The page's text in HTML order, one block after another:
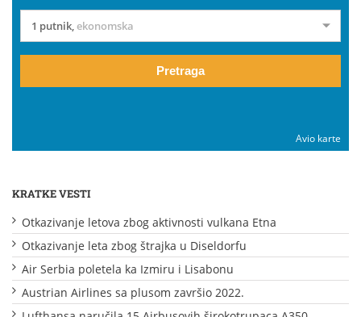
1 putnik ekonomska
Pretraga
Avio karte
KRATKE VESTI
Otkazivanje letova zbog aktivnosti vulkana Etna
Otkazivanje leta zbog štrajka u Diseldorfu
Air Serbia poletela ka Izmiru i Lisabonu
Austrian Airlines sa plusom završio 2022.